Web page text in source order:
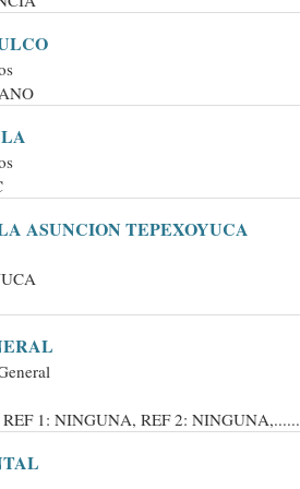
ASUNCION TEPEXOYUCA
1: NINGUNA, REF 2: NINGUNA,......